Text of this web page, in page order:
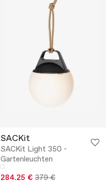
SACKit
SACKit Light 350 -
Gartenleuchten
284.25 € 379 €